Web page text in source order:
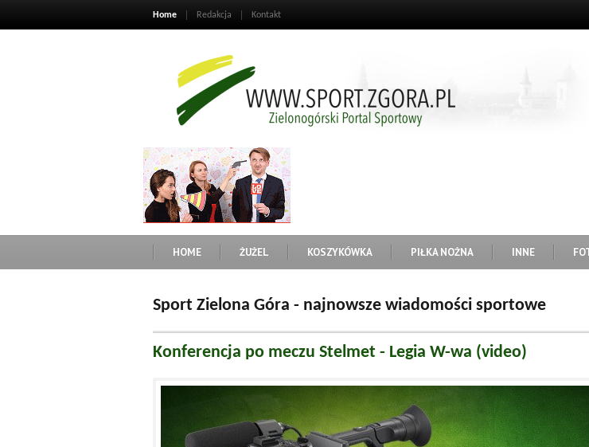
Home Redakcja Kontakt
HOME ŻUŻEL KOSZYKÓWKA PIŁKA NOŻNA INNE
Sport Zielona Góra - najnowsze wiadomości sportowe
Konferencja po meczu Stelmet - Legia W-wa (video)